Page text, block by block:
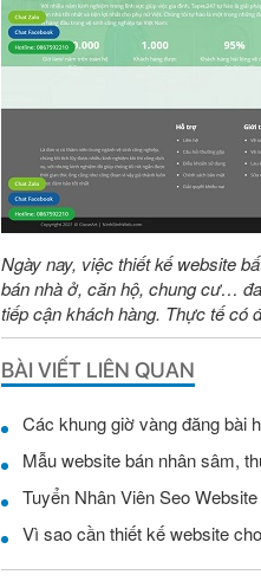
Ngày nay, việc thiết kế website
bán nhà ở, căn hộ, chung cư…
tiếp cận khách hàng. Thực tế có
BÀI VIẾT LIÊN QUAN
Các khung giờ vàng đăng bài
Mẫu website bán nhân sâm,
Vì sao cần thiết kế website